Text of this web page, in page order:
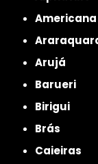
Americana
Arujá
Barueri
Birigui
Brás
Caieiras